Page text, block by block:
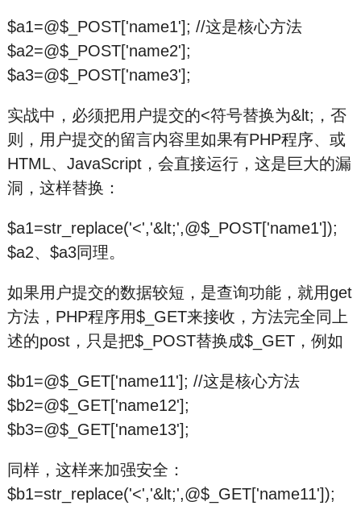
$a1=@$_POST['name1']; //这是核心方法
$a2=@$_POST['name2'];
$a3=@$_POST['name3'];
实战中，必须把用户提交的<符号替换为&lt;，否
则，用户提交的留言内容里如果有PHP程序、或
HTML、JavaScript，会直接运行，这是巨大的漏
洞，这样替换：
$a1=str_replace('<','&lt;',@$_POST['name1']);
$a2、$a3同理。
如果用户提交的数据较短，是查询功能，就用get
方法，PHP程序用$_GET来接收，方法完全同上
述的post，只是把$_POST替换成$_GET，例如
$b1=@$_GET['name11']; //这是核心方法
$b2=@$_GET['name12'];
$b3=@$_GET['name13'];
同样，这样来加强安全：
$b1=str_replace('<','&lt;',@$_GET['name11']);